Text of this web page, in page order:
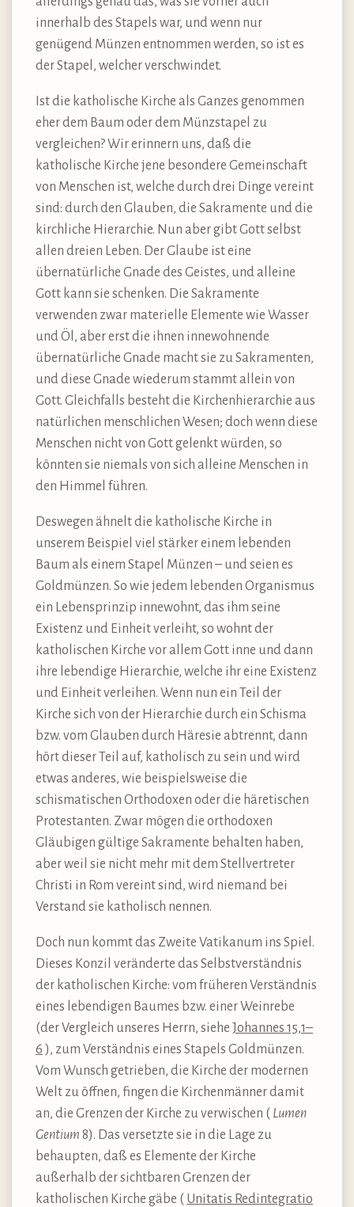
innerhalb des Stapels war, und wenn nur
genügend Münzen entnommen werden, so ist es
der Stapel, welcher verschwindet.
Ist die katholische Kirche als Ganzes genommen
eher dem Baum oder dem Münzstapel zu
vergleichen? Wir erinnern uns, daß die
katholische Kirche jene besondere Gemeinschaft
von Menschen ist, welche durch drei Dinge vereint
sind: durch den Glauben, die Sakramente und die
kirchliche Hierarchie. Nun aber gibt Gott selbst
allen dreien Leben. Der Glaube ist eine
übernatürliche Gnade des Geistes, und alleine
Gott kann sie schenken. Die Sakramente
verwenden zwar materielle Elemente wie Wasser
und Öl, aber erst die ihnen innewohnende
übernatürliche Gnade macht sie zu Sakramenten,
und diese Gnade wiederum stammt allein von
Gott. Gleichfalls besteht die Kirchenhierarchie aus
natürlichen menschlichen Wesen; doch wenn diese
Menschen nicht von Gott gelenkt würden, so
könnten sie niemals von sich alleine Menschen in
den Himmel führen.
Deswegen ähnelt die katholische Kirche in
unserem Beispiel viel stärker einem lebenden
Baum als einem Stapel Münzen – und seien es
Goldmünzen. So wie jedem lebenden Organismus
ein Lebensprinzip innewohnt, das ihm seine
Existenz und Einheit verleiht, so wohnt der
katholischen Kirche vor allem Gott inne und dann
ihre lebendige Hierarchie, welche ihr eine Existenz
und Einheit verleihen. Wenn nun ein Teil der
Kirche sich von der Hierarchie durch ein Schisma
bzw. vom Glauben durch Häresie abtrennt, dann
hört dieser Teil auf, katholisch zu sein und wird
etwas anderes, wie beispielsweise die
schismatischen Orthodoxen oder die häretischen
Protestanten. Zwar mögen die orthodoxen
Gläubigen gültige Sakramente behalten haben,
aber weil sie nicht mehr mit dem Stellvertreter
Christi in Rom vereint sind, wird niemand bei
Verstand sie katholisch nennen.
Doch nun kommt das Zweite Vatikanum ins Spiel.
Dieses Konzil veränderte das Selbstverständnis
der katholischen Kirche: vom früheren Verständnis
eines lebendigen Baumes bzw. einer Weinrebe
(der Vergleich unseres Herrn, siehe Johannes 15,1–
6 ), zum Verständnis eines Stapels Goldmünzen.
Vom Wunsch getrieben, die Kirche der modernen
Welt zu öffnen, fingen die Kirchenmänner damit
an, die Grenzen der Kirche zu verwischen ( Lumen
Gentium 8). Das versetzte sie in die Lage zu
behaupten, daß es Elemente der Kirche
außerhalb der sichtbaren Grenzen der
katholischen Kirche gäbe ( Unitatis Redintegratio